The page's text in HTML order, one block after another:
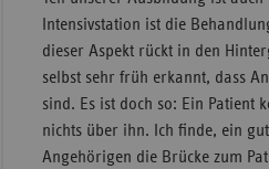
Intensivstation ist die
dieser Aspekt rückt in den
selbst sehr früh erkannt, dass
sind. Es ist doch so: Ein Patient
nichts über ihn. Ich finde, ein
Angehörigen die Brücke zum